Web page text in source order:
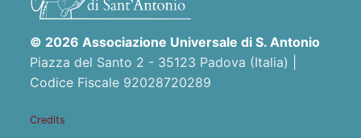
© 2026 Associazione Universale di S. Antonio
Piazza del Santo 2 - 35123 Padova (Italia) |
Codice Fiscale 92028720289
Credits